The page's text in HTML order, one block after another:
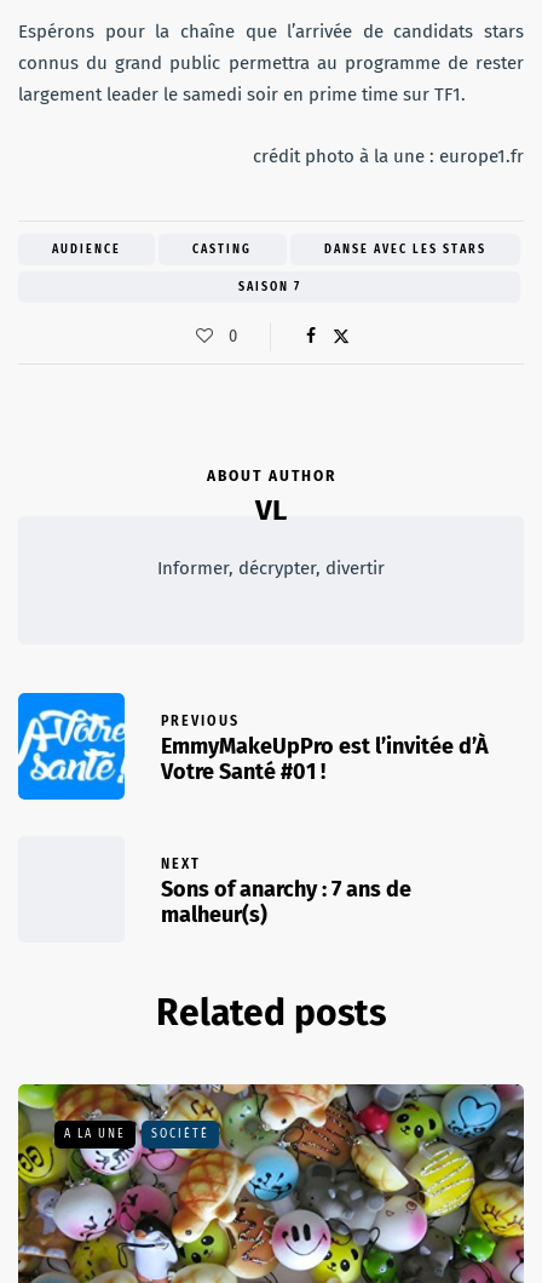
Espérons pour la chaîne que l’arrivée de candidats stars
connus du grand public permettra au programme de rester
largement leader le samedi soir en prime time sur TF1.
crédit photo à la une : europe1.fr
AUDIENCE CASTING DANSE AVEC LES STARS
SAISON 7
0
ABOUT AUTHOR
VL
Informer, décrypter, divertir
PREVIOUS
EmmyMakeUpPro est l’invitée d’À
Votre Santé #01 !
NEXT
Sons of anarchy : 7 ans de
malheur(s)
Related posts
A LA UNE SOCIÉTÉ